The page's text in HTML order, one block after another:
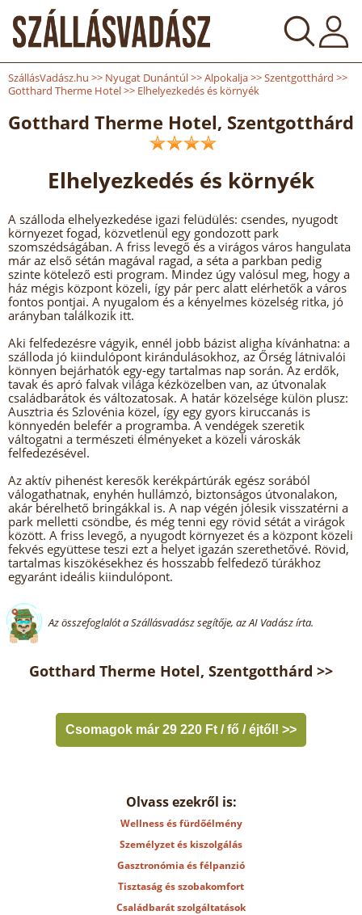
SzállásVadász.hu >> Nyugat Dunántúl>>Alpokalja>>Szentgotthárd >>
Gotthard Therme Hotel>> Elhelyezkedés és környék
Gotthard Therme Hotel, Szentgotthárd
Elhelyezkedés és környék
A szálloda elhelyezkedése igazi felüdülés: csendes, nyugodt
környezet fogad, közvetlenül egy gondozott park
szomszédságában. A friss levegő és a virágos város hangulata
már az első sétán magával ragad, a séta a parkban pedig
szinte kötelező esti program. Mindez úgy valósul meg, hogy a
ház mégis központ közeli, így pár perc alatt elérhetők a város
fontos pontjai. A nyugalom és a kényelmes közelség ritka, jó
arányban találkozik itt.
Aki felfedezésre vágyik, ennél jobb bázist aligha kívánhatna: a
szálloda jó kiindulópont kirándulásokhoz, az Őrség látnivalói
könnyen bejárhatók egy-egy tartalmas nap során. Az erdők,
tavak és apró falvak világa kézközelben van, az útvonalak
családbarátok és változatosak. A határ közelsége külön plusz:
Ausztria és Szlovénia közel, így egy gyors kiruccanás is
könnyedén belefér a programba. A vendégek szeretik
váltogatni a természeti élményeket a közeli városkák
felfedezésével.
Az aktív pihenést keresők kerékpártúrák egész sorából
válogathatnak, enyhén hullámzó, biztonságos útvonalakon,
akár bérelhető bringákkal is. A nap végén jólesik visszatérni a
park melletti csöndbe, és még tenni egy rövid sétát a virágok
között. A friss levegő, a nyugodt környezet és a központ közeli
fekvés együttese teszi ezt a helyet igazán szerethetővé. Rövid,
tartalmas kiszökésekhez és hosszabb felfedező túrákhoz
egyaránt ideális kiindulópont.
Az összefoglalót a Szállásvadász segítője, az AI Vadász írta.
Gotthard Therme Hotel, Szentgotthárd >>
Csomagok már 29 220 Ft / fő / éjtől! >>
Olvass ezekről is:
Wellness és fürdőélmény
Személyzet és kiszolgálás
Gasztronómia és félpanzió
Tisztaság és szobakomfort
Családbarát szolgáltatások